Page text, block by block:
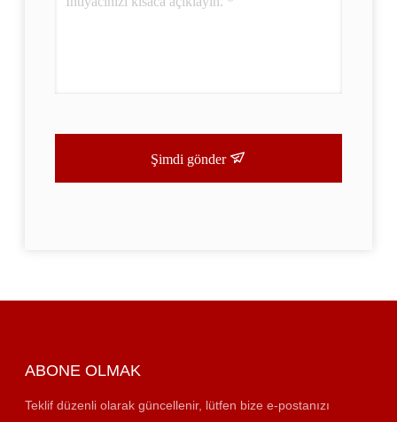
Şimdi gönder
ABONE OLMAK
Teklif düzenli olarak güncellenir, lütfen bize e-postanızı